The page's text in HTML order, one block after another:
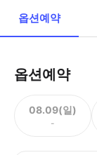
옵션예약
옵션예약
08.09(일)
-